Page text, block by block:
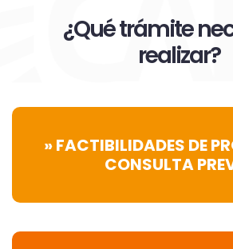
¿Qué trámite
realizar?
» FACTIBILIDADES DE
CONSULTA